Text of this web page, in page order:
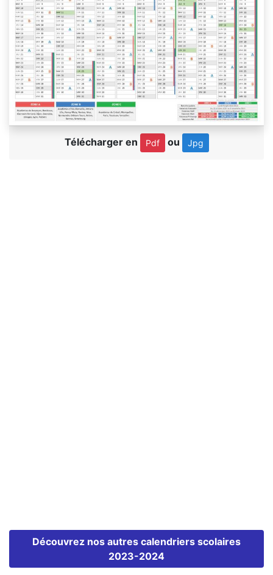
Télécharger en Pdf ou Jpg
Découvrez nos autres calendriers scolaires
2023-2024